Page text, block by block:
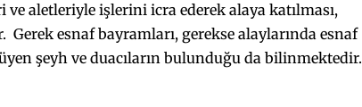
aletleriyle işlerini icra ederek alaya katılması,
esnaf bayramları, gerekse alaylarında esnaf
şeyh ve duacıların bulunduğu da bilinmektedir.